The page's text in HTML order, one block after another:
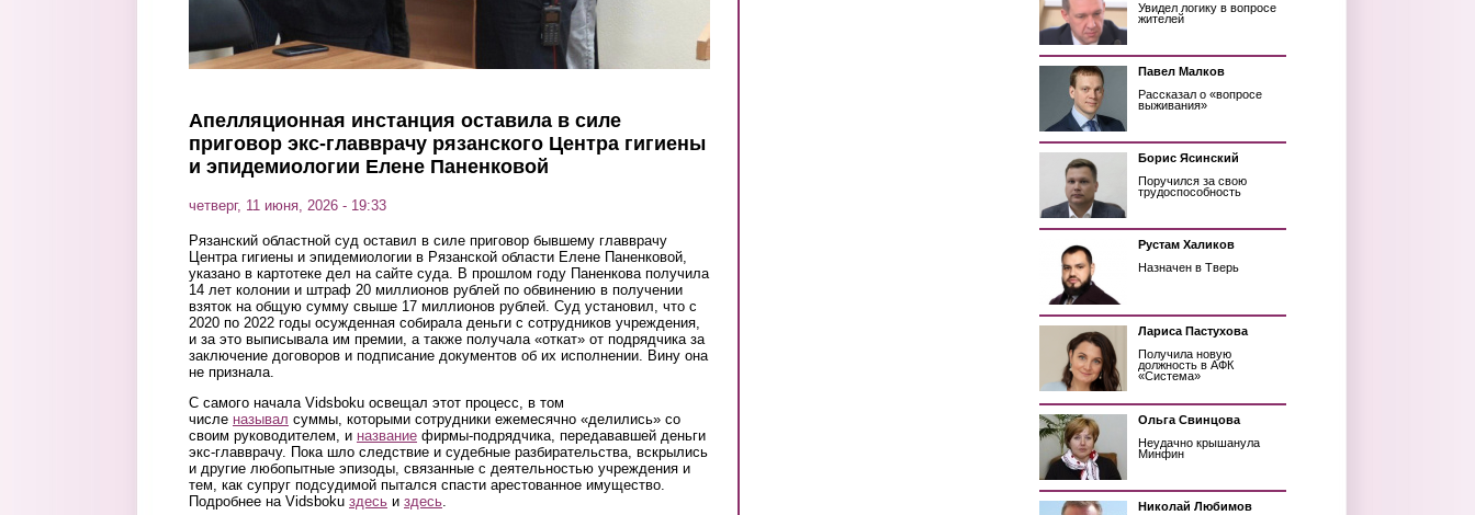
Апелляционная инстанция оставила в силе
приговор экс-главврачу рязанского Центра гигиены
и эпидемиологии Елене Паненковой
четверг, 11 июня, 2026 - 19:33
Рязанский областной суд оставил в силе приговор бывшему главврачу
Центра гигиены и эпидемиологии в Рязанской области Елене Паненковой,
указано в картотеке дел на сайте суда. В прошлом году Паненкова получила
14 лет колонии и штраф 20 миллионов рублей по обвинению в получении
взяток на общую сумму свыше 17 миллионов рублей. Суд установил, что с
2020 по 2022 годы осужденная собирала деньги с сотрудников учреждения,
и за это выписывала им премии, а также получала «откат» от подрядчика за
заключение договоров и подписание документов об их исполнении. Вину она
не признала.
С самого начала Vidsboku освещал этот процесс, в том
числе называл суммы, которыми сотрудники ежемесячно «делились» со
своим руководителем, и название фирмы-подрядчика, передававшей деньги
экс-главврачу. Пока шло следствие и судебные разбирательства, вскрылись
и другие любопытные эпизоды, связанные с деятельностью учреждения и
тем, как супруг подсудимой пытался спасти арестованное имущество.
Подробнее на Vidsboku здесь и здесь.
Увидел логику в вопросе
жителей
Павел Малков
Рассказал о «вопросе
выживания»
Борис Ясинский
Поручился за свою
трудоспособность
Рустам Халиков
Назначен в Тверь
Лариса Пастухова
Получила новую
должность в АФК
«Система»
Ольга Свинцова
Неудачно крышанула
Минфин
Николай Любимов